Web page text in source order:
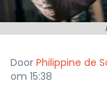
Door Philippine de
om 15:38